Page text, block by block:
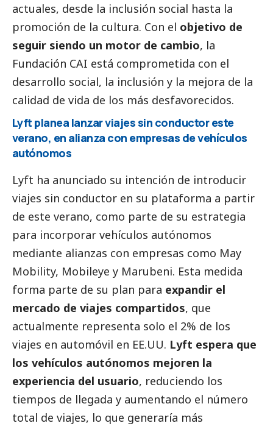
actuales, desde la inclusión social hasta la
promoción de la cultura. Con el objetivo de
seguir siendo un motor de cambio, la
Fundación CAI está comprometida con el
desarrollo social, la inclusión y la mejora de la
calidad de vida de los más desfavorecidos.
Lyft planea lanzar viajes sin conductor este
verano, en alianza con empresas de vehículos
autónomos
Lyft ha anunciado su intención de introducir
viajes sin conductor en su plataforma a partir
de este verano, como parte de su estrategia
para incorporar vehículos autónomos
mediante alianzas con empresas como May
Mobility, Mobileye y Marubeni. Esta medida
forma parte de su plan para expandir el
mercado de viajes compartidos, que
actualmente representa solo el 2% de los
viajes en automóvil en EE.UU. Lyft espera que
los vehículos autónomos mejoren la
experiencia del usuario, reduciendo los
tiempos de llegada y aumentando el número
total de viajes, lo que generaría más